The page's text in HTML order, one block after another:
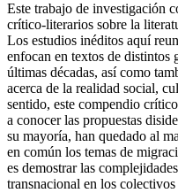
Este trabajo de investigación
crítico-literarios sobre la
Los estudios inéditos aquí
enfocan en textos de distintos
últimas décadas, así como
acerca de la realidad social,
sentido, este compendio
a conocer las propuestas
su mayoría, han quedado al
en común los temas de
es demostrar las
transnacional en los